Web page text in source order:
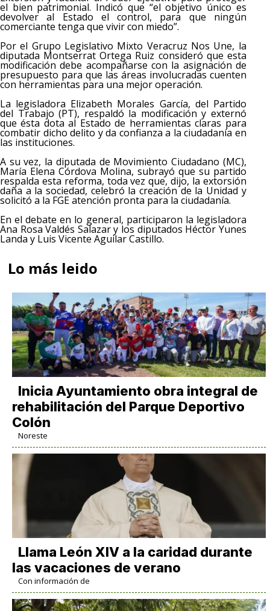
el bien patrimonial. Indicó que “el objetivo único es
devolver al Estado el control, para que ningún
comerciante tenga que vivir con miedo”.
Por el Grupo Legislativo Mixto Veracruz Nos Une, la
diputada Montserrat Ortega Ruiz consideró que esta
modificación debe acompañarse con la asignación de
presupuesto para que las áreas involucradas cuenten
con herramientas para una mejor operación.
La legisladora Elizabeth Morales García, del Partido
del Trabajo (PT), respaldó la modificación y externó
que ésta dota al Estado de herramientas claras para
combatir dicho delito y da confianza a la ciudadanía en
las instituciones.
A su vez, la diputada de Movimiento Ciudadano (MC),
María Elena Córdova Molina, subrayó que su partido
respalda esta reforma, toda vez que, dijo, la extorsión
daña a la sociedad, celebró la creación de la Unidad y
solicitó a la FGE atención pronta para la ciudadanía.
En el debate en lo general, participaron la legisladora
Ana Rosa Valdés Salazar y los diputados Héctor Yunes
Landa y Luis Vicente Aguilar Castillo.
Lo más leido
Inicia Ayuntamiento obra integral de
rehabilitación del Parque Deportivo
Colón
Noreste
Llama León XIV a la caridad durante
las vacaciones de verano
Con información de